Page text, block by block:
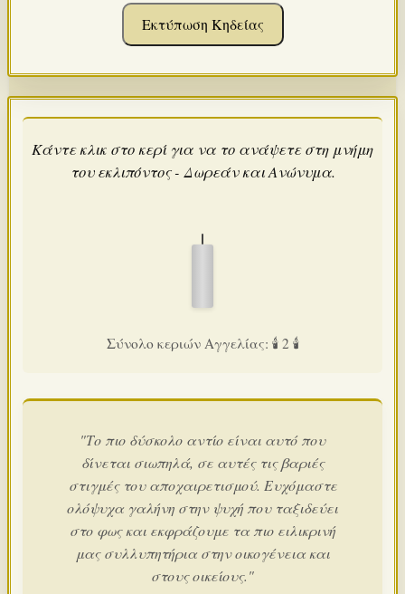
Εκτύπωση Κηδείας
Κάντε κλικ στο κερί για να το ανάψετε στη μνήμη
του εκλιπόντος - Δωρεάν και Ανώνυμα.
Σύνολο κεριών Αγγελίας: 🕯️ 2 🕯️
"Το πιο δύσκολο αντίο είναι αυτό που
δίνεται σιωπηλά, σε αυτές τις βαριές
στιγμές του αποχαιρετισμού. Ευχόμαστε
ολόψυχα γαλήνη στην ψυχή που ταξιδεύει
στο φως και εκφράζουμε τα πιο ειλικρινή
μας συλλυπητήρια στην οικογένεια και
στους οικείους."